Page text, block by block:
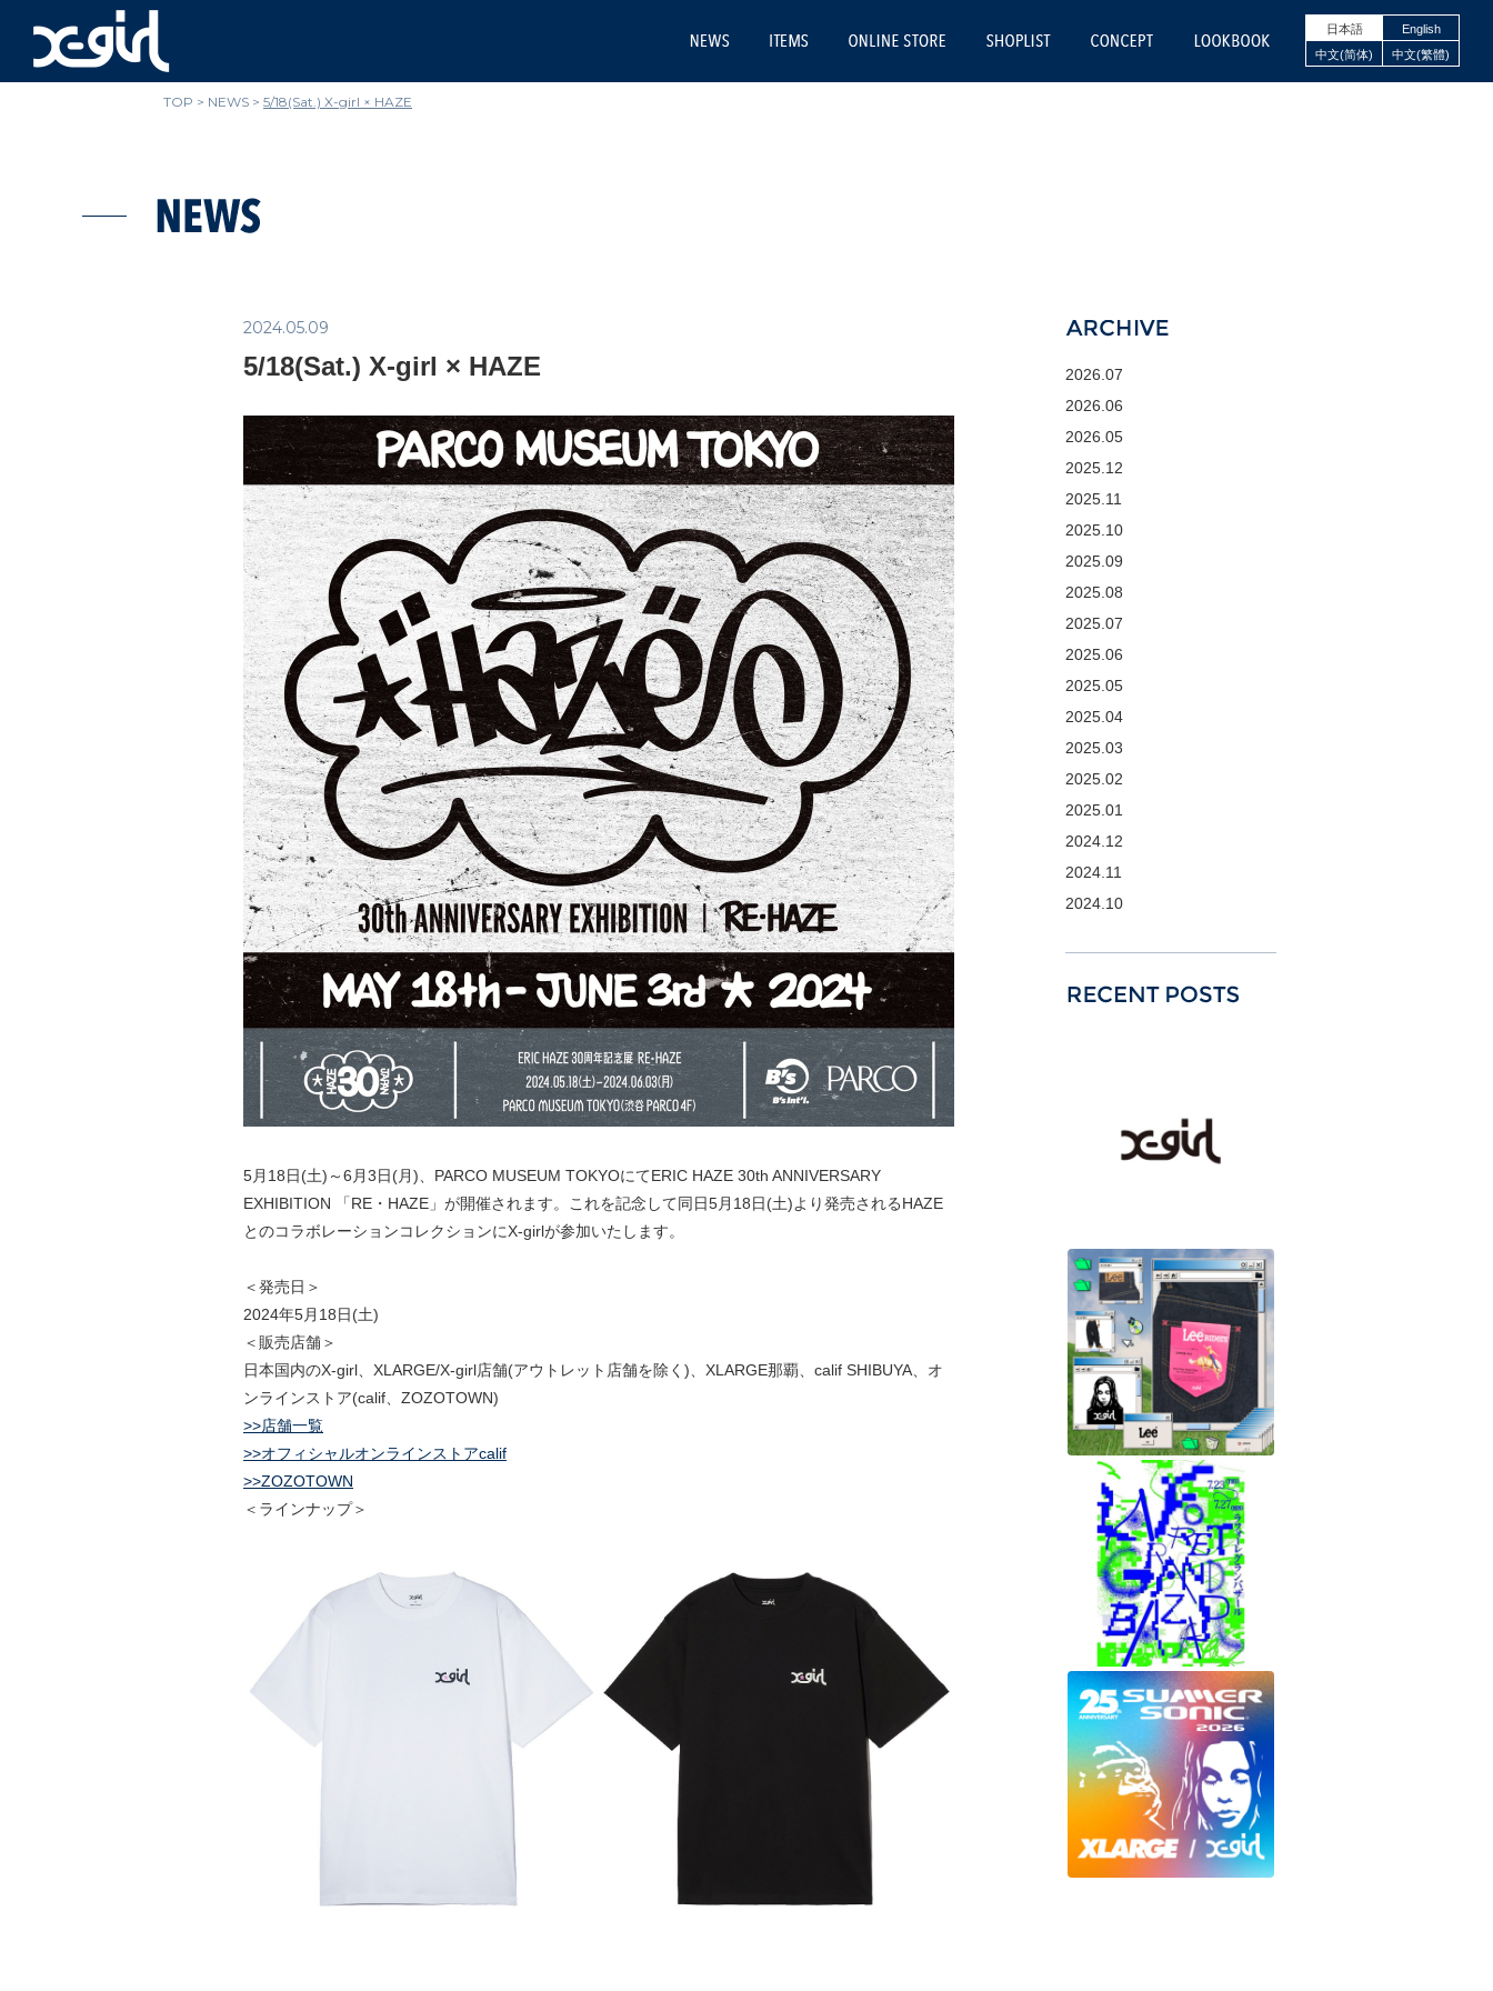
ITEMS ONLINE STORE SHOPLIST CONCEPT LOOKBOOK
日本語
English
中文(简体)
中文(繁體)
TOP NEWS 5/18(Sat.) X-girl × HAZE
2024.05.09
5/18(Sat.) X-girl × HAZE
5月18日(土)～6月3日(月)、PARCO MUSEUM TOKYOにてERIC HAZE 30th ANNIVERSARY
EXHIBITION 「RE・HAZE」が開催されます。これを記念して同日5月18日(土)より発売されるHAZE
とのコラボレーションコレクションにX-girlが参加いたします。
＜発売日＞
2024年5月18日(土)
＜販売店舗＞
日本国内のX-girl、XLARGE/X-girl店舗(アウトレット店舗を除く)、XLARGE那覇、calif SHIBUYA、オ
ンラインストア(calif、ZOZOTOWN)
>>店舗一覧
>>オフィシャルオンラインストアcalif
>>ZOZOTOWN
＜ラインナップ＞
2026.07
2026.06
2026.05
2025.12
2025.11
2025.10
2025.09
2025.08
2025.07
2025.06
2025.05
2025.04
2025.03
2025.02
2025.01
2024.12
2024.11
2024.10